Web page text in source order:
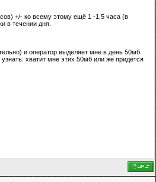
+/- ко всему этому ещё 1 -1,5 часа (в
в течении дня.
и оператор выделяет мне в день 50мб
хватит мне этих 50мб или же придётся